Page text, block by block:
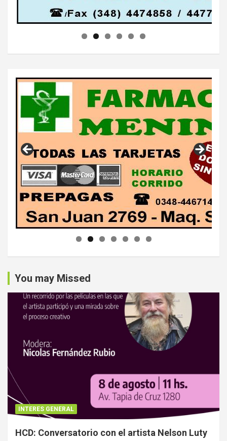
You may Missed
INTERES GENERAL
HCD: Conversatorio con el artista Nelson Luty